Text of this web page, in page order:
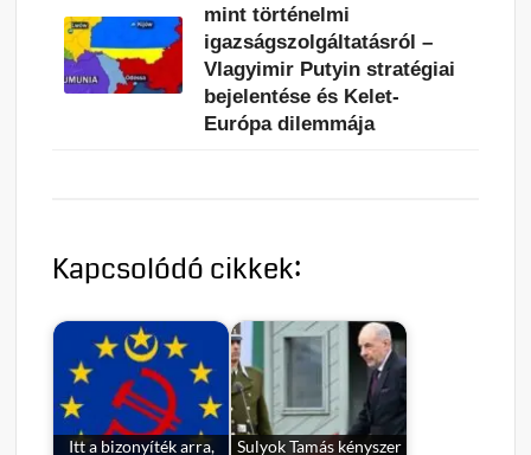
mint történelmi
igazságszolgáltatásról –
Vlagyimir Putyin stratégiai
bejelentése és Kelet-
Európa dilemmája
Kapcsolódó cikkek:
Itt a bizonyíték arra, Sulyok Tamás kényszer